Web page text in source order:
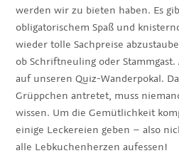
werden wir zu bieten haben. Es
obligatorischem Spaß und
wieder tolle Sachpreise
ob Schriftneuling oder
auf unseren Quiz-Wanderpokal.
Grüppchen antretet, muss
wissen. Um die Gemütlichkeit
einige Leckereien geben – also
alle Lebkuchenherzen aufessen!